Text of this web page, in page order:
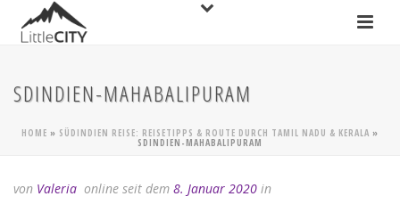
SDINDIEN-MAHABALIPURAM
HOME » SÜDINDIEN REISE: REISETIPPS & ROUTE DURCH TAMIL NADU & KERALA »
SDINDIEN-MAHABALIPURAM
von Valeria online seit dem 8. Januar 2020 in